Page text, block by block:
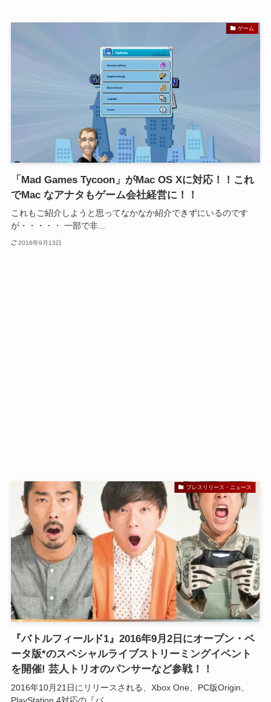
ゲーム
「Mad Games Tycoon」がMac OS Xに対応！！これ
でMac なアナタもゲーム会社経営に！！
これもご紹介しようと思ってなかなか紹介できずにいるのです
が・・・・・ 一部で非...
2016年9月13日
プレスリリース・ニュース
『バトルフィールド1』2016年9月2日にオープン・ベ
ータ版*のスペシャルライブストリーミングイベント
を開催! 芸人トリオのパンサーなど参戦！！
2016年10月21日にリリースされる、Xbox One、PC版Origin、
PlayStation 4対応の『バ...